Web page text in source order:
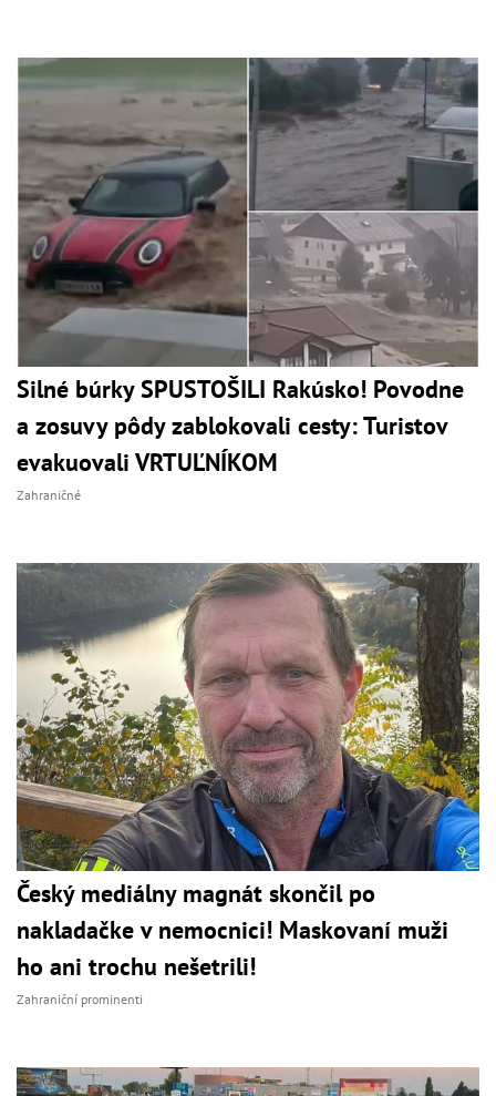
Silné búrky SPUSTOŠILI Rakúsko! Povodne
a zosuvy pôdy zablokovali cesty: Turistov
evakuovali VRTUĽNÍKOM
Zahraničné
Český mediálny magnát skončil po
nakladačke v nemocnici! Maskovaní muži
ho ani trochu nešetrili!
Zahraniční prominenti